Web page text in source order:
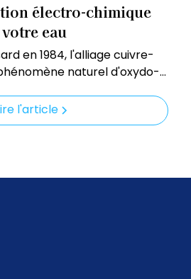
électro-chimique
eau
en 1984, l'alliage cuivre-
naturel d'oxydo-
Certifié NSF, il
vie du charbon actif et
l'article